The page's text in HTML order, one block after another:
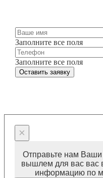
Заполните все поля
Заполните все поля
Оставить заявку
×
Отправьте нам
вышлем для вас вас
информацию по